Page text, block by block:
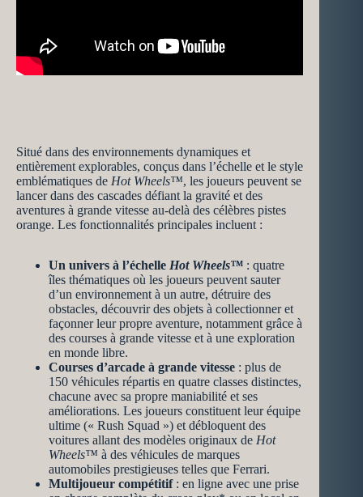
Situé dans des environnements dynamiques et
entièrement explorables, conçus dans l’échelle et le style
emblématiques de Hot Wheels™, les joueurs peuvent se
lancer dans des cascades défiant la gravité et des
aventures à grande vitesse au-delà des célèbres pistes
orange. Les fonctionnalités principales incluent :
Un univers à l’échelle Hot Wheels™ : quatre
îles thématiques où les joueurs peuvent sauter
d’un environnement à un autre, détruire des
obstacles, découvrir des objets à collectionner et
façonner leur propre aventure, notamment grâce à
des courses à grande vitesse et à une exploration
en monde libre.
Courses d’arcade à grande vitesse : plus de
150 véhicules répartis en quatre classes distinctes,
chacune avec sa propre maniabilité et ses
améliorations. Les joueurs constituent leur équipe
ultime (« Rush Squad ») et débloquent des
voitures allant des modèles originaux de Hot
Wheels™ à des véhicules de marques
automobiles prestigieuses telles que Ferrari.
Multijoueur compétitif: en ligne avec une prise